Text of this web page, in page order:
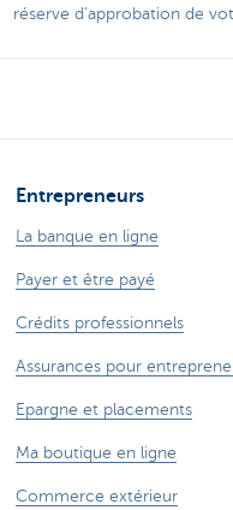
réserve d’approbation de
Entrepreneurs
La banque en ligne
Payer et être payé
Crédits professionnels
Assurances pour
Epargne et placements
Ma boutique en ligne
Commerce extérieur